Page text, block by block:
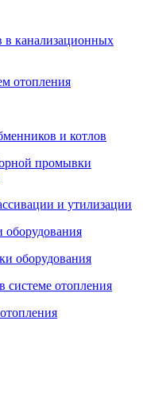
в канализационных
отопления
и котлов
промывки
и утилизации
оборудования
оборудования
системе отопления